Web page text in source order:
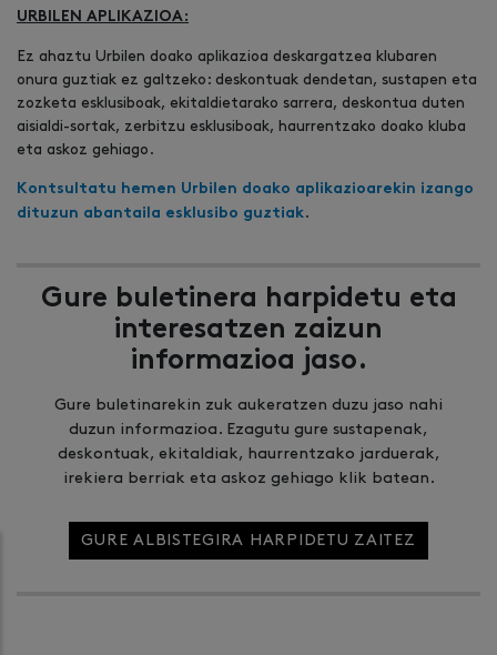
URBILEN APLIKAZIOA:
Ez ahaztu Urbilen doako aplikazioa deskargatzea klubaren
onura guztiak ez galtzeko: deskontuak dendetan, sustapen eta
zozketa esklusiboak, ekitaldietarako sarrera, deskontua duten
aisialdi-sortak, zerbitzu esklusiboak, haurrentzako doako kluba
eta askoz gehiago.
Kontsultatu hemen Urbilen doako aplikazioarekin izango
dituzun abantaila esklusibo guztiak.
Gure buletinera harpidetu eta
interesatzen zaizun
informazioa jaso.
Gure buletinarekin zuk aukeratzen duzu jaso nahi
duzun informazioa. Ezagutu gure sustapenak,
deskontuak, ekitaldiak, haurrentzako jarduerak,
irekiera berriak eta askoz gehiago klik batean.
GURE ALBISTEGIRA HARPIDETU ZAITEZ